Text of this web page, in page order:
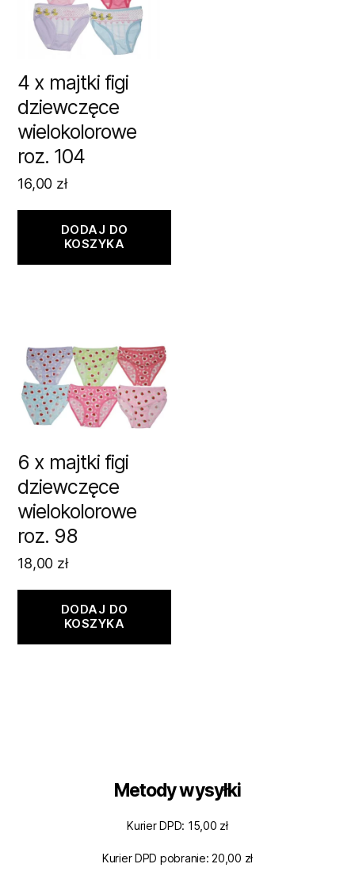
4 x majtki figi
dziewczęce
wielokolorowe
roz. 104
16,00 zł
DODAJ DO
KOSZYKA
6 x majtki figi
dziewczęce
wielokolorowe
roz. 98
18,00 zł
DODAJ DO
KOSZYKA
Metody wysyłki
Kurier DPD: 15,00 zł
Kurier DPD pobranie: 20,00 zł